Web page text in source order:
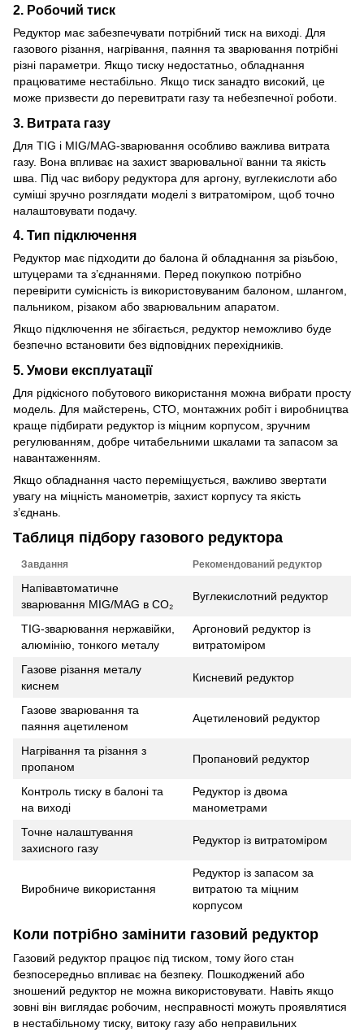
2. Робочий тиск
Редуктор має забезпечувати потрібний тиск на виході. Для
газового різання, нагрівання, паяння та зварювання потрібні
різні параметри. Якщо тиску недостатньо, обладнання
працюватиме нестабільно. Якщо тиск занадто високий, це
може призвести до перевитрати газу та небезпечної роботи.
3. Витрата газу
Для TIG і MIG/MAG-зварювання особливо важлива витрата
газу. Вона впливає на захист зварювальної ванни та якість
шва. Під час вибору редуктора для аргону, вуглекислоти або
суміші зручно розглядати моделі з витратоміром, щоб точно
налаштовувати подачу.
4. Тип підключення
Редуктор має підходити до балона й обладнання за різьбою,
штуцерами та з’єднаннями. Перед покупкою потрібно
перевірити сумісність із використовуваним балоном, шлангом,
пальником, різаком або зварювальним апаратом.
Якщо підключення не збігається, редуктор неможливо буде
безпечно встановити без відповідних перехідників.
5. Умови експлуатації
Для рідкісного побутового використання можна вибрати просту
модель. Для майстерень, СТО, монтажних робіт і виробництва
краще підбирати редуктор із міцним корпусом, зручним
регулюванням, добре читабельними шкалами та запасом за
навантаженням.
Якщо обладнання часто переміщується, важливо звертати
увагу на міцність манометрів, захист корпусу та якість
з’єднань.
Таблиця підбору газового редуктора
Завдання Рекомендований редуктор
Напівавтоматичне
зварювання MIG/MAG в CO₂
Вуглекислотний редуктор
TIG-зварювання нержавійки,
алюмінію, тонкого металу
Аргоновий редуктор із
витратоміром
Газове різання металу
киснем
Кисневий редуктор
Газове зварювання та
паяння ацетиленом
Ацетиленовий редуктор
Нагрівання та різання з
пропаном
Пропановий редуктор
Контроль тиску в балоні та
на виході
Редуктор із двома
манометрами
Точне налаштування
захисного газу
Редуктор із витратоміром
Виробниче використання
Редуктор із запасом за
витратою та міцним
корпусом
Коли потрібно замінити газовий редуктор
Газовий редуктор працює під тиском, тому його стан
безпосередньо впливає на безпеку. Пошкоджений або
зношений редуктор не можна використовувати. Навіть якщо
зовні він виглядає робочим, несправності можуть проявлятися
в нестабільному тиску, витоку газу або неправильних